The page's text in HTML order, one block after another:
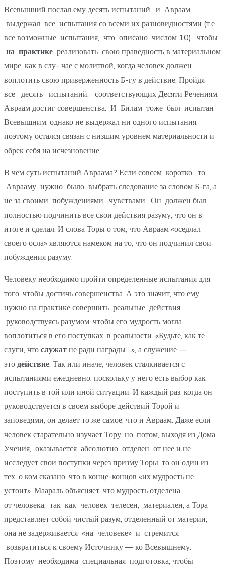
Всевышний послал ему десять испытаний, и Авраам
выдержал все испытания со всеми их разновидностями (т.е.
все возможные испытания, что описано числом 10), чтобы
на практике реализовать свою праведность в материальном
мире, как в слу- чае с молитвой, когда человек должен
воплотить свою приверженность Б-гу в действие. Пройдя
все десять испытаний, соответствующих Десяти Речениям,
Авраам достиг совершенства. И Билам тоже был испытан
Всевышним, однако не выдержал ни одного испытания,
поэтому остался связан с низшим уровнем материальности и
обрек себя на исчезновение.
В чем суть испытаний Авраама? Если совсем коротко, то
Аврааму нужно было выбрать следование за словом Б-га, а
не за своими побуждениями, чувствами. Он должен был
полностью подчинить все свои действия разуму, что он в
итоге и сделал. И слова Торы о том, что Авраам «оседлал
своего осла» являются намеком на то, что он подчинил свои
побуждения разуму.
Человеку необходимо пройти определенные испытания для
того, чтобы достичь совершенства. А это значит, что ему
нужно на практике совершить реальные действия,
руководствуясь разумом, чтобы его мудрость могла
воплотиться в его поступках, в реальности. «Будьте, как те
слуги, что служат не ради награды…», а служение —
это действие. Так или иначе, человек сталкивается с
испытаниями ежедневно, поскольку у него есть выбор как
поступить в той или иной ситуации. И каждый раз, когда он
руководствуется в своем выборе действий Торой и
заповедями, он делает то же самое, что и Авраам. Даже если
человек старательно изучает Тору, но, потом, выходя из Дома
Учения, оказывается абсолютно отделен от нее и не
исследует свои поступки через призму Торы, то он один из
тех, о ком сказано, что в конце-концов «их мудрость не
устоит». Маараль объясняет, что мудрость отделена
от человека, так как человек телесен, материален, а Тора
представляет собой чистый разум, отделенный от материи,
она не задерживается «на человеке» и стремится
возвратиться к своему Источнику — ко Всевышнему.
Поэтому необходима специальная подготовка, чтобы